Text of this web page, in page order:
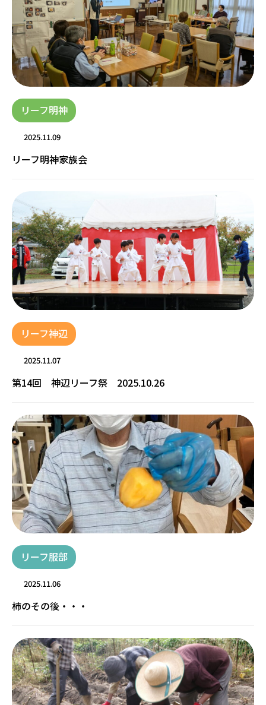
リーフ明神
2025.11.09
リーフ明神家族会
リーフ神辺
2025.11.07
第14回 神辺リーフ祭 2025.10.26
リーフ服部
2025.11.06
柿のその後・・・